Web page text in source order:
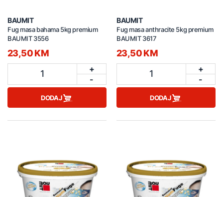
BAUMIT
Fug masa bahama 5kg premium
BAUMIT 3556
23,50 KM
1
+
-
DODAJ
BAUMIT
Fug masa anthracite 5kg premium
BAUMIT 3617
23,50 KM
1
+
-
DODAJ